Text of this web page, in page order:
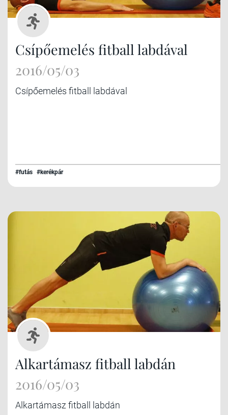
Csípőemelés fitball labdával
2016/05/03
Csípőemelés fitball labdával
#futás #kerékpár
Alkartámasz fitball labdán
2016/05/03
Alkartámasz fitball labdán